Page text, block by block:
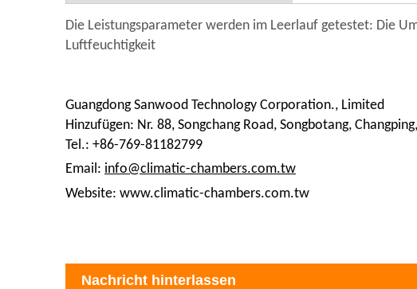
Die Leistungsparameter werden im Leerlauf getestet: Die
Luftfeuchtigkeit
Guangdong Sanwood Technology Corporation., Limited
Hinzufügen: Nr. 88, Songchang Road, Songbotang,
Tel.: +86-769-81182799
Email: info@climatic-chambers.com.tw
Website: www.climatic-chambers.com.tw
Nachricht hinterlassen